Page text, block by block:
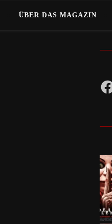
ÜBER DAS MAGAZIN